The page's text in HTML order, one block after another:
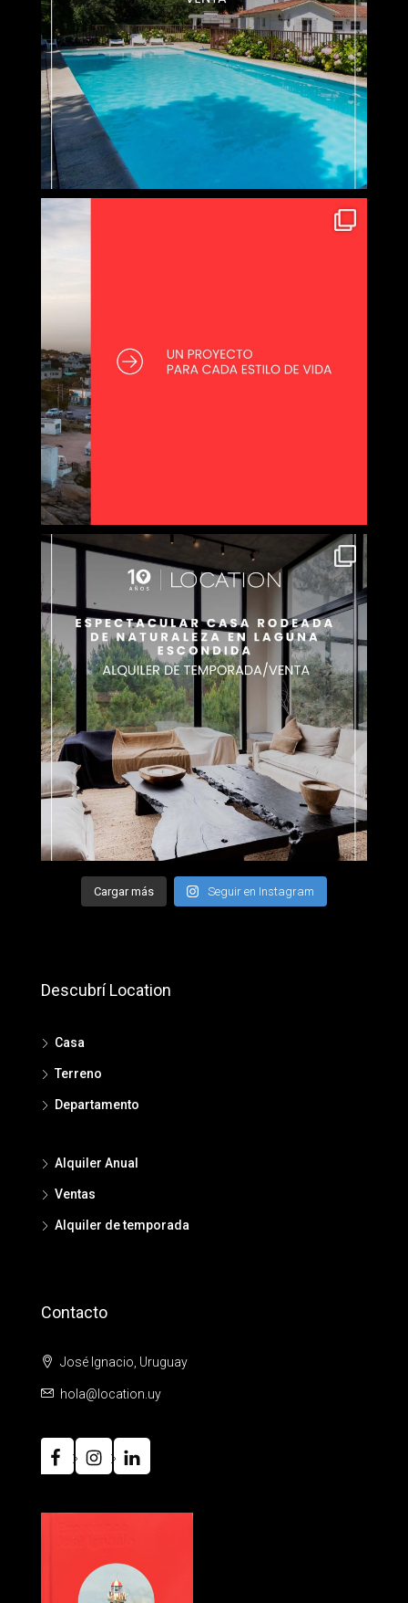
Cargar más Seguir en Instagram
Descubrí Location
Casa
Terreno
Departamento
Alquiler Anual
Ventas
Alquiler de temporada
Contacto
José Ignacio, Uruguay
hola@location.uy